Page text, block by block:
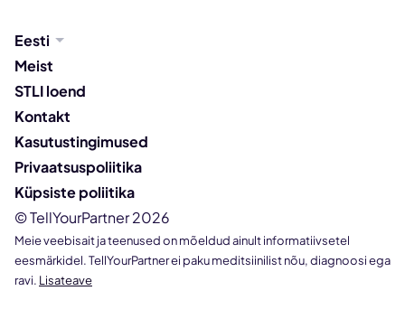
Eesti
Meist
STLI loend
Kontakt
Kasutustingimused
Privaatsuspoliitika
Küpsiste poliitika
© TellYourPartner 2026
Meie veebisait ja teenused on mõeldud ainult informatiivsetel
eesmärkidel. TellYourPartner ei paku meditsiinilist nõu, diagnoosi ega
ravi. Lisateave